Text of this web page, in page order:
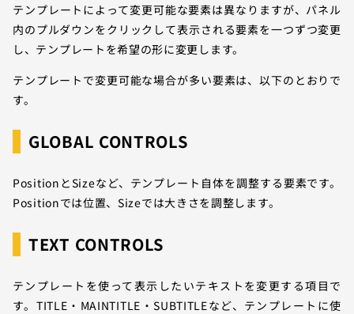
テンプレートによって変更可能な要素は異なりますが、パネル
内のプルダウンをクリックして表示される要素を一つずつ変更
し、テンプレートを希望の形に変更します。
テンプレートで変更可能な場合が多い要素は、以下のとおりで
す。
GLOBAL CONTROLS
PositionとSizeなど、テンプレート自体を調整する要素です。
Positionでは位置、Sizeでは大きさを調整します。
TEXT CONTROLS
テンプレートを使って表示したいテキストを変更する項目で
す。TITLE・MAINTITLE・SUBTITLEなど、テンプレートに使